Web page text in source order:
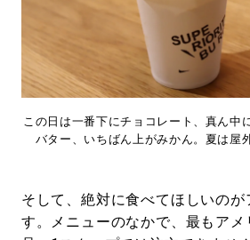
この日は一番下にチョコレート、真ん中
バター、いちばん上がみかん。夏は屋
そして、絶対に食べてほしいの
す。メニューのなかで、最もアメ